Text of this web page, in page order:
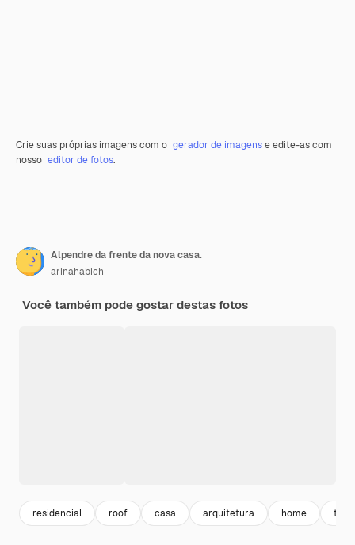
Crie suas próprias imagens com o gerador de imagense edite-as com
nosso editor de fotos.
Alpendre da frente da nova casa.
arinahabich
Você também pode gostar destas fotos
residencial roof casa arquitetura home